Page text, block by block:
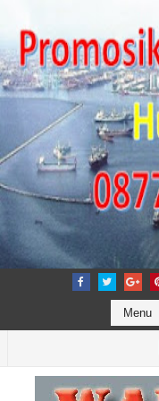
BERITA
4: Pelindo Jasa